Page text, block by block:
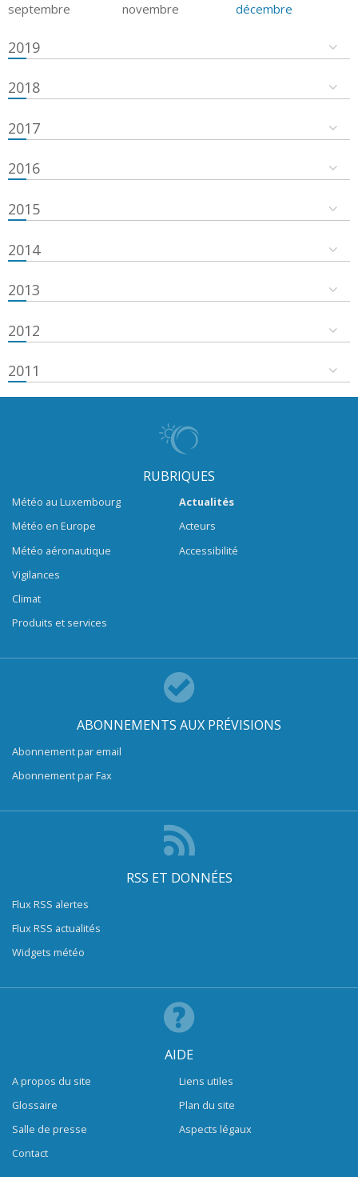
septembre
novembre décembre
2019
2018
2017
2016
2015
2014
2013
2012
2011
RUBRIQUES
Météo au Luxembourg
Météo en Europe
Météo aéronautique
Vigilances
Climat
Produits et services
Actualités
Acteurs
Accessibilité
ABONNEMENTS AUX PRÉVISIONS
Abonnement par email
Abonnement par Fax
RSS ET DONNÉES
Flux RSS alertes
Flux RSS actualités
Widgets météo
AIDE
A propos du site
Glossaire
Salle de presse
Contact
Liens utiles
Plan du site
Aspects légaux